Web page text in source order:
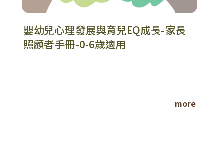
嬰幼兒心理發展與育兒EQ成長-家長
照顧者手冊-0-6歲適用
more